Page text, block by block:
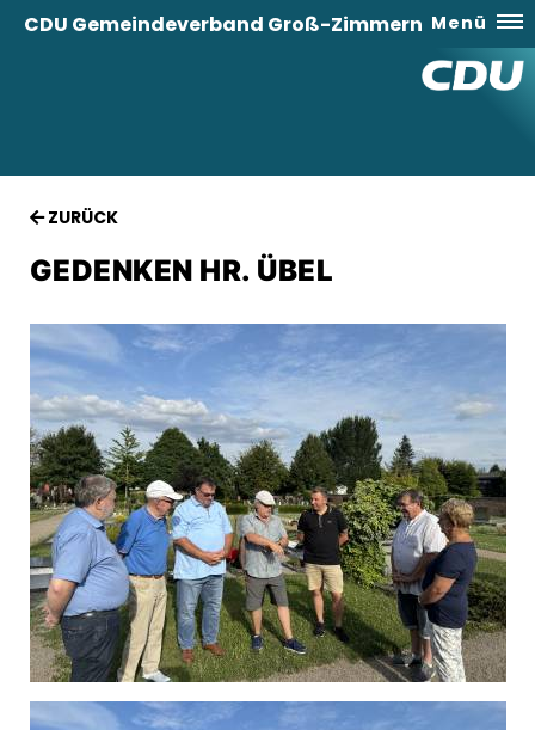
CDU Gemeindeverband Groß-Zimmern Menü
ZURÜCK
GEDENKEN HR. ÜBEL